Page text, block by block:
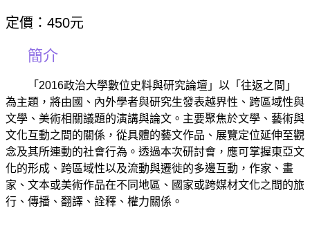
定價：450元
簡介
「2016政治大學數位史料與研究論壇」以「往返之間」
為主題，將由國、內外學者與研究生發表越界性、跨區域性與
文學、美術相關議題的演講與論文。主要聚焦於文學、藝術與
文化互動之間的關係，從具體的藝文作品、展覽定位延伸至觀
念及其所連動的社會行為。透過本次研討會，應可掌握東亞文
化的形成、跨區域性以及流動與遷徙的多邊互動，作家、畫
家、文本或美術作品在不同地區、國家或跨媒材文化之間的旅
行、傳播、翻譯、詮釋、權力關係。